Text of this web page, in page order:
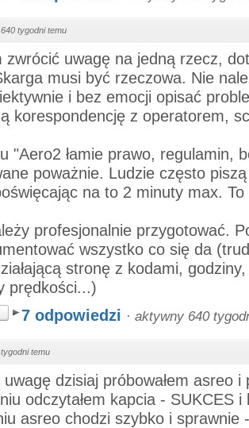
640 tygodni temu
zwrócić uwagę na jedną rzecz,
musi być rzeczowa. Nie
i bez emocji opisać
korespondencję z operatorem,
"Aero2 łamie prawo, regulamin,
poważnie. Ludzie często piszą
na to 2 minuty max.
profesjonalnie przygotować.
wszystko co się da
stronę z kodami,
prędkości...)
7 odpowiedzi · aktywny 640
temu
dzisiaj próbowałem asreo i
odczytałem kapcia - SUKCES i
asreo chodzi szybko i sprawnie